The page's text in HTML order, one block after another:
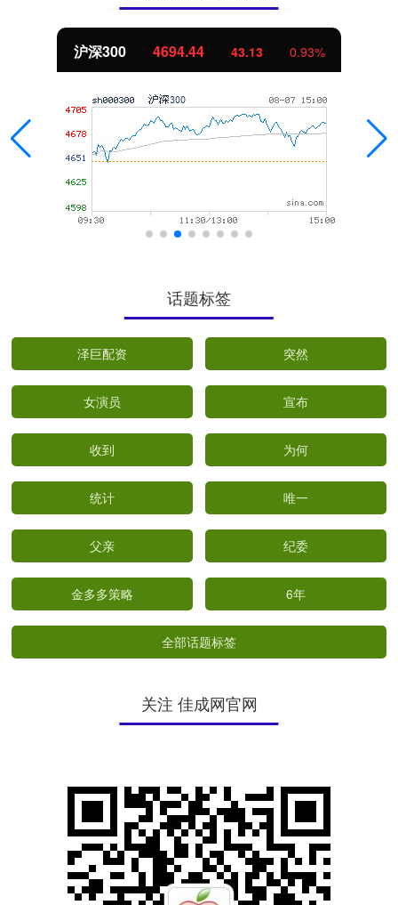
北证50 1134.24 11.37 1.01%
话题标签
泽巨配资 突然
女演员 宣布
收到 为何
统计 唯一
父亲 纪委
金多多策略 6年
全部话题标签
关注 佳成网官网